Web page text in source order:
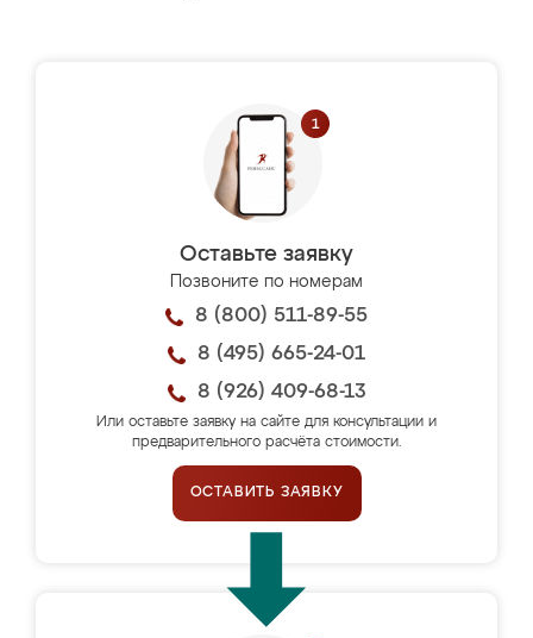
Оставьте заявку
Позвоните по номерам
8 (800) 511-89-55
8 (495) 665-24-01
8 (926) 409-68-13
Или оставьте заявку на сайте для консультации и
предварительного расчёта стоимости.
ОСТАВИТЬ ЗАЯВКУ